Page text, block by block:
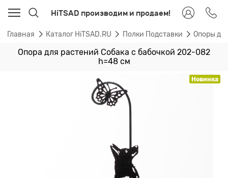
HiTSAD производим и продаем!
Главная Каталог HiTSAD.RU Полки Подставки Опоры
Опора для растений Собака с бабочкой 202-082
h=48 см
Новинка